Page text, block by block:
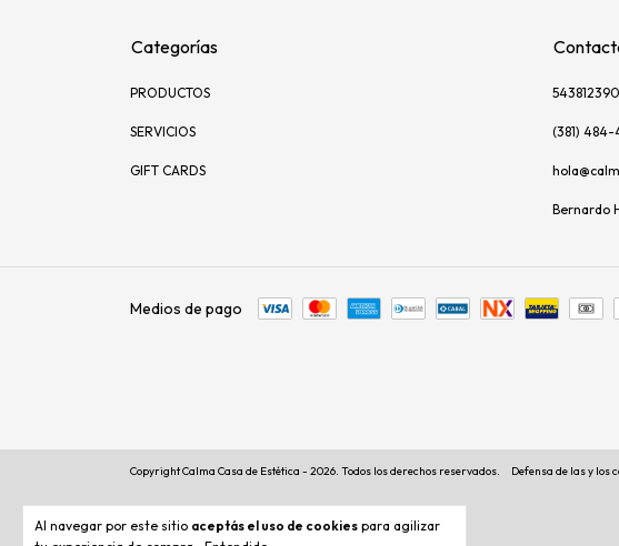
Al navegar por este sitio aceptás el uso de cookies para agilizar
Categorías
PRODUCTOS
SERVICIOS
GIFT CARDS
(381)
Bernardo
Medios de pago
Copyright Calma Casa de Estética - 2026. Todos los derechos reservados. Defensa de las y los